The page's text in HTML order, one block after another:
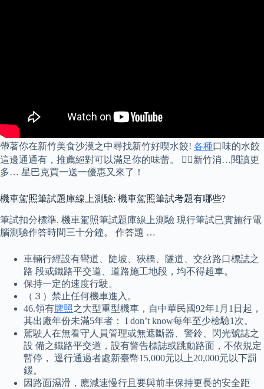
帶著你在新竹美食沙漠之中尋找新竹好喫水餃! 各種口味的水餃
這邊通通有，推薦絕對可以滿足你的味蕾。 👉🏻新竹消…閱讀更
多… 星巴克買一送一優惠又來了！
機車駕照筆試題庫線上測驗: 機車駕照筆試考題有哪些?
筆試扣分標準. 機車駕照筆試題庫線上測驗 現行筆試已實施行電
腦測驗作答時間三十分鐘。 作答題 …
車輛行經設有彎道、陡坡、狹橋、隧道、交岔路口標誌之
路 段或鐵路平交道、道路施工地段，均不得超車。
保持一定的速度行駛。
（３）禁止任何機車進入。
46.領有牌照之大型重型機車，自中華民國92年1月1日起，
其出廠年份未滿5年者： I don’t know每年至少檢驗1次。
駕駛人在無看守人員管理或無遮斷器、警鈴、閃光號誌之
設 備之鐵路平交道，設有警告標誌或跳動路面，不依規定
暫停， 逕行通過者處新臺幣15,000元以上20,000元以下罰
鍰。
因路面濕滑，應減速慢行且要與前車保持更長的安全距